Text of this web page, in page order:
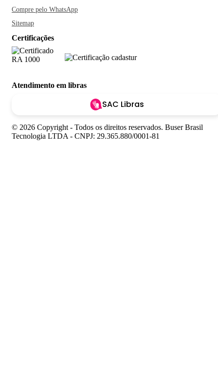
Compre pelo WhatsApp
Sitemap
Certificações
Atendimento em libras
SAC Libras
© 2026 Copyright - Todos os direitos reservados. Buser Brasil
Tecnologia LTDA - CNPJ: 29.365.880/0001-81